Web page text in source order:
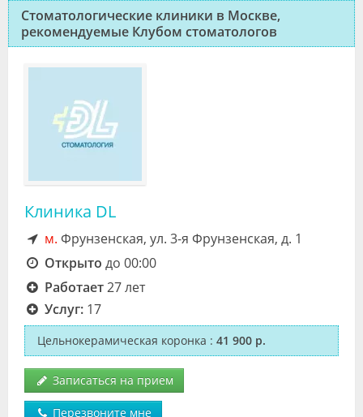
Стоматологические клиники в Москве,
рекомендуемые Клубом стоматологов
Клиника DL
м. Фрунзенская, ул. 3-я Фрунзенская, д. 1
Открыто до 00:00
Работает27 лет
Услуг:17
Цельнокерамическая коронка : 41 900 р.
Записаться на прием
Перезвоните мне